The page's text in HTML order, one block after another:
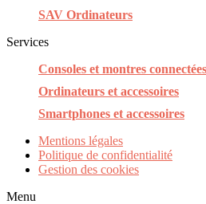
SAV Ordinateurs
Services
Consoles et montres connectées
Ordinateurs et accessoires
Smartphones et accessoires
Mentions légales
Politique de confidentialité
Gestion des cookies
Menu